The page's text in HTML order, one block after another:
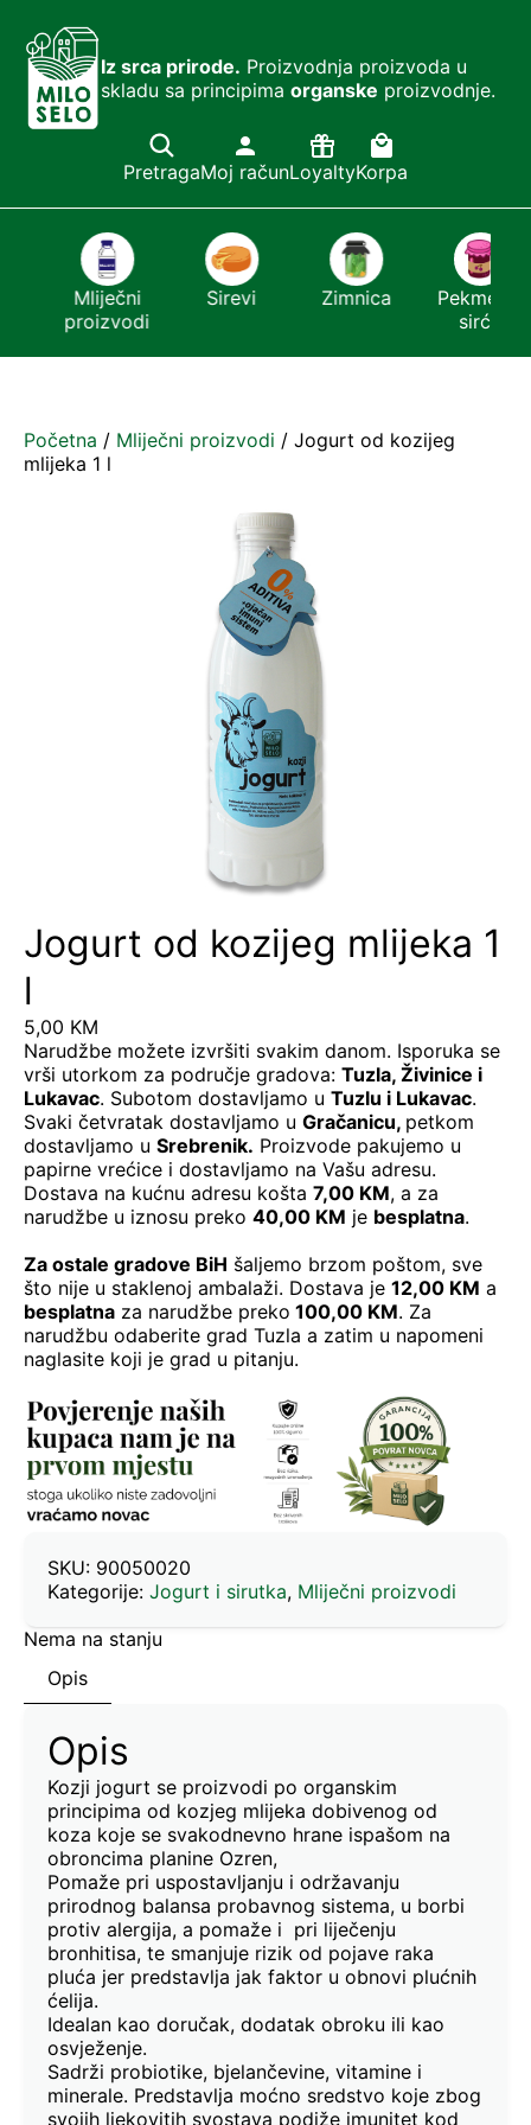
Iz srca prirode. Proizvodnja proizvoda u
skladu sa principima organske proizvodnje.
PretragaMoj računLoyaltyKorpa
Mliječni
proizvodi
Sirevi Zimnica
Pekmezi i
sirće
Početna / Mliječni proizvodi / Jogurt od kozijeg
mlijeka 1 l
Jogurt od kozijeg mlijeka 1
l
5,00 KM
Narudžbe možete izvršiti svakim danom. Isporuka se
vrši utorkom za područje gradova: Tuzla, Živinice i
Lukavac. Subotom dostavljamo u Tuzlu i Lukavac.
Svaki četvratak dostavljamo u Gračanicu, petkom
dostavljamo u Srebrenik. Proizvode pakujemo u
papirne vrećice i dostavljamo na Vašu adresu.
Dostava na kućnu adresu košta 7,00 KM, a za
narudžbe u iznosu preko 40,00 KM je besplatna.
Za ostale gradove BiH šaljemo brzom poštom, sve
što nije u staklenoj ambalaži. Dostava je 12,00 KM a
besplatna za narudžbe preko 100,00 KM. Za
narudžbu odaberite grad Tuzla a zatim u napomeni
naglasite koji je grad u pitanju.
SKU: 90050020
Kategorije: Jogurt i sirutka, Mliječni proizvodi
Nema na stanju
Opis
Opis
Kozji jogurt se proizvodi po organskim
principima od kozjeg mlijeka dobivenog od
koza koje se svakodnevno hrane ispašom na
obroncima planine Ozren,
Pomaže pri uspostavljanju i održavanju
prirodnog balansa probavnog sistema, u borbi
protiv alergija, a pomaže i pri liječenju
bronhitisa, te smanjuje rizik od pojave raka
pluća jer predstavlja jak faktor u obnovi plućnih
ćelija.
Idealan kao doručak, dodatak obroku ili kao
osvježenje.
Sadrži probiotike, bjelančevine, vitamine i
minerale. Predstavlja moćno sredstvo koje zbog
svojih ljekovitih svostava podiže imunitet kod